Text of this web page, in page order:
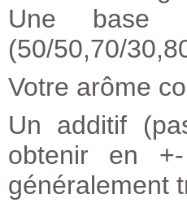
Une base
(50/50,70/
Votre arôme
Un additif
obtenir en
généralement